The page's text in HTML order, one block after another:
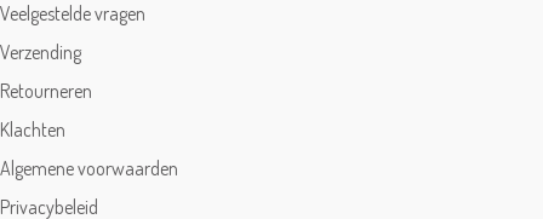
Veelgestelde vragen
Verzending
Retourneren
Klachten
Algemene voorwaarden
Privacybeleid